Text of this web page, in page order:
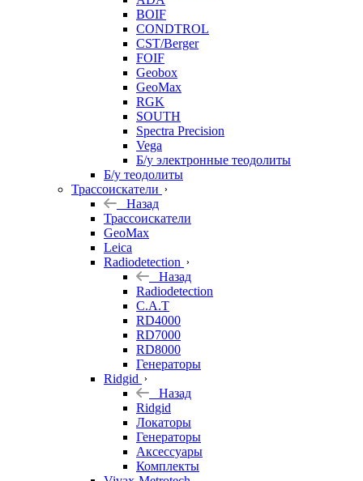
BOIF
CONDTROL
CST/Berger
FOIF
Geobox
GeoMax
RGK
SOUTH
Spectra Precision
Vega
Б/у электронные теодолиты
Б/у теодолиты
Трассоискатели
Назад
Трассоискатели
GeoMax
Leica
Radiodetection
Назад
Radiodetection
C.A.T
RD4000
RD7000
RD8000
Генераторы
Ridgid
Назад
Ridgid
Локаторы
Генераторы
Аксессуары
Комплекты